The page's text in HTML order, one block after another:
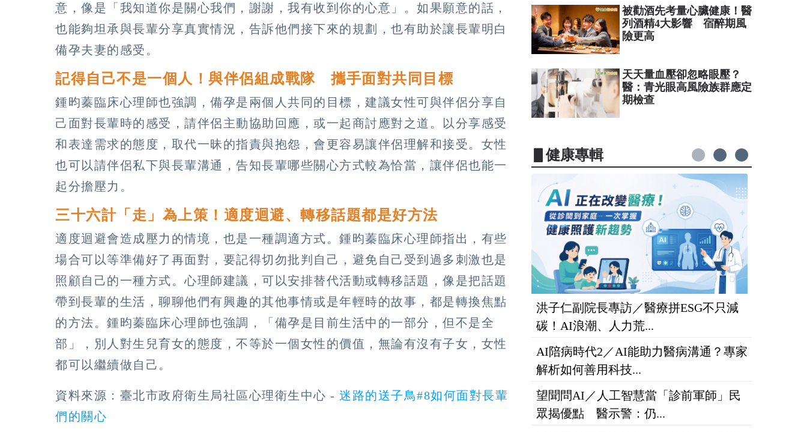
意，像是「我知道你是關心我們，謝謝，我有收到你的心意」。如果願意的話，
也能夠坦承與長輩分享真實情況，告訴他們接下來的規劃，也有助於讓長輩明白
備孕夫妻的感受。
記得自己不是一個人！與伴侶組成戰隊 攜手面對共同目標
鍾昀蓁臨床心理師也強調，備孕是兩個人共同的目標，建議女性可與伴侶分享自
己面對長輩時的感受，請伴侶主動協助回應，或一起商討應對之道。以分享感受
和表達需求的態度，取代一昧的指責與抱怨，會更容易讓伴侶理解和接受。女性
也可以請伴侶私下與長輩溝通，告知長輩哪些關心方式較為恰當，讓伴侶也能一
起分擔壓力。
三十六計「走」為上策！適度迴避、轉移話題都是好方法
適度迴避會造成壓力的情境，也是一種調適方式。鍾昀蓁臨床心理師指出，有些
場合可以等準備好了再面對，要記得切勿批判自己，避免自己受到過多刺激也是
照顧自己的一種方式。心理師建議，可以安排替代活動或轉移話題，像是把話題
帶到長輩的生活，聊聊他們有興趣的其他事情或是年輕時的故事，都是轉換焦點
的方法。鍾昀蓁臨床心理師也強調，「備孕是目前生活中的一部分，但不是全
部」，別人對生兒育女的態度，不等於一個女性的價值，無論有沒有子女，女性
都可以繼續做自己。
資料來源：臺北市政府衛生局社區心理衛生中心 - 迷路的送子鳥#8如何面對長輩
們的關心
被勸酒先考量心臟健康！醫
列酒精4大影響 宿醉期風
險更高
天天量血壓卻忽略眼壓？
醫：青光眼高風險族群應定
期檢查
▋健康專輯
洪子仁副院長專訪／醫療拼ESG不只減
碳！AI浪潮、人力荒...
AI陪病時代2／AI能助力醫病溝通？專家
解析如何善用科技...
望聞問AI／人工智慧當「診前軍師」民
眾揭優點 醫示警：仍...